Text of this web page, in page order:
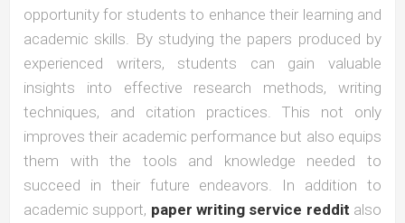
opportunity for students to enhance their learning and
academic skills. By studying the papers produced by
experienced writers, students can gain valuable
insights into effective research methods, writing
techniques, and citation practices. This not only
improves their academic performance but also equips
them with the tools and knowledge needed to
succeed in their future endeavors. In addition to
academic support, paper writing service reddit also